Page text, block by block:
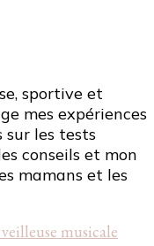
sportive et
mes expériences
les tests
conseils et mon
mamans et les
musicale